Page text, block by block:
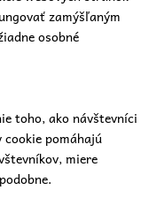
zamýšľaným
osobné
toho, ako návštevníci
pomáhajú
miere